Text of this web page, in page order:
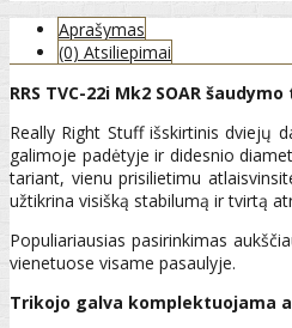
Aprašymas
(0) Atsiliepimai
RRS TVC-22i Mk2 SOAR
Really Right Stuff išskirtinis dviejų
galimoje padėtyje ir didesnio
tariant, vienu prisilietimu
užtikrina visišką stabilumą ir tvirtą
Populiariausias pasirinkimas
vienetuose visame pasaulyje.
Trikojo galva komplektuojama